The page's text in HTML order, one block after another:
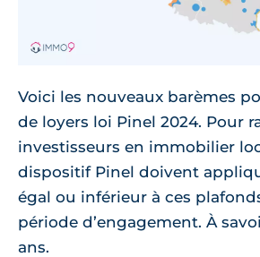
Voici les nouveaux barèmes
de loyers loi Pinel 2024. Pour
investisseurs en immobilier
dispositif Pinel doivent
égal ou inférieur à ces
période d’engagement. À
ans.